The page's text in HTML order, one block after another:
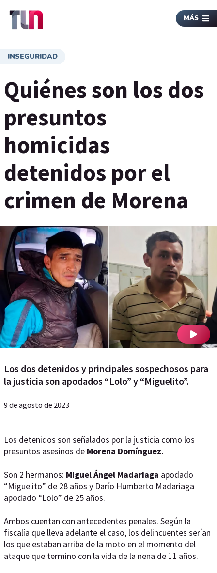
MÁS
INSEGURIDAD
Quiénes son los dos
presuntos
homicidas
detenidos por el
crimen de Morena
Los dos detenidos y principales sospechosos para
la justicia son apodados “Lolo” y “Miguelito”.
9 de agosto de 2023
Los detenidos son señalados por la justicia como los
presuntos asesinos de Morena Domínguez.
Son 2 hermanos: Miguel Ángel Madariaga apodado
“Miguelito” de 28 años y Darío Humberto Madariaga
apodado “Lolo” de 25 años.
Ambos cuentan con antecedentes penales. Según la
fiscalía que lleva adelante el caso, los delincuentes serían
los que estaban arriba de la moto en el momento del
ataque que termino con la vida de la nena de 11 años.